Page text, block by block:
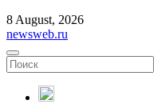
8 August, 2026
newsweb.ru